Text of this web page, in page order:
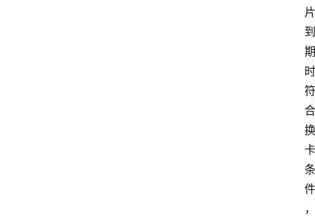
片
到
期
时
符
合
换
卡
条
件
，